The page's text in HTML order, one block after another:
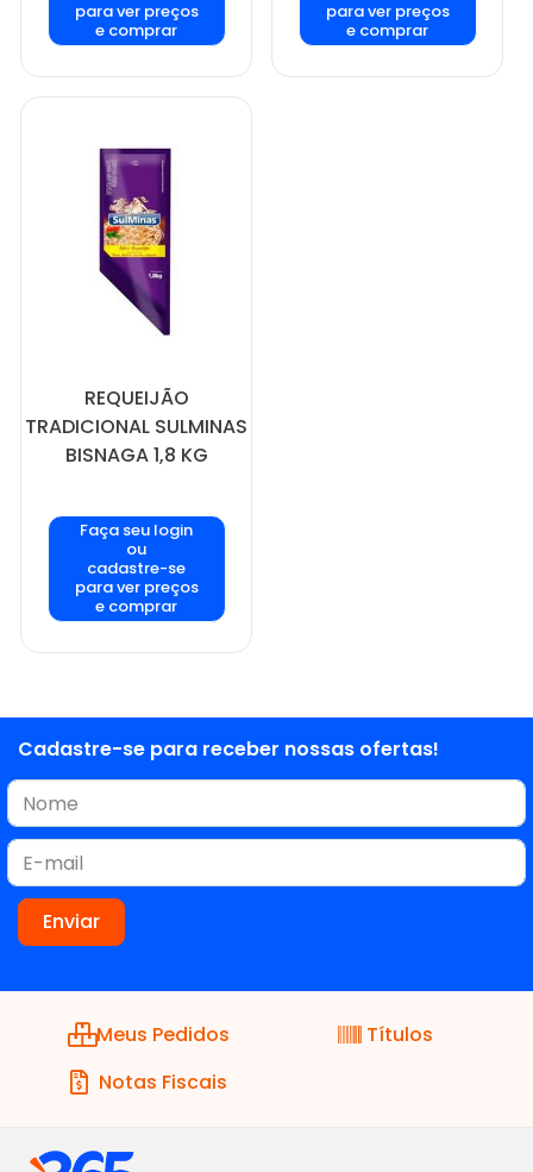
para ver preços
e comprar
para ver preços
e comprar
REQUEIJÃO
TRADICIONAL SULMINAS
BISNAGA 1,8 KG
Faça seu login
ou
cadastre-se
para ver preços
e comprar
Cadastre-se para receber nossas ofertas!
Meus Pedidos
Títulos
Notas Fiscais